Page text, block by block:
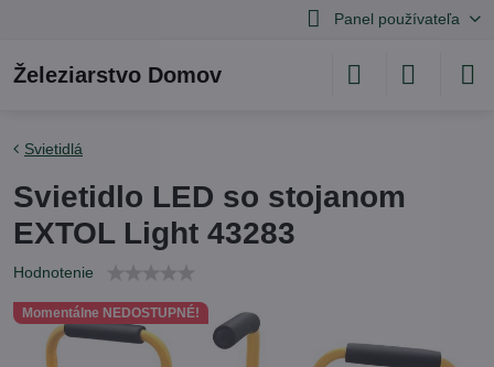
Panel používateľa
Železiarstvo Domov
Momentálne NEDOSTUPNÉ!
Svietidlá
Svietidlo LED so stojanom
EXTOL Light 43283
Hodnotenie